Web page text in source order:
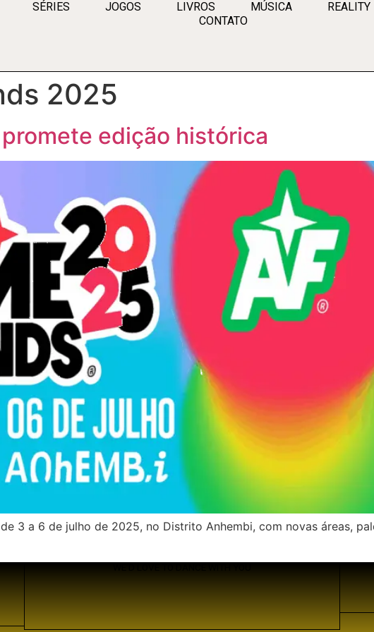
SÉRIES JOGOS LIVROS MÚSICA REALITY
CONTATO
2025
edição histórica
3 a 6 de julho de 2025, no Distrito Anhembi, com novas áreas,